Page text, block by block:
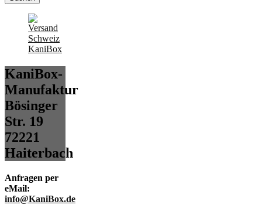
KaniBox-
Manufaktur
Bösinger
Str. 19
72221
Haiterbach
Anfragen per
eMail:
info@KaniBox.de